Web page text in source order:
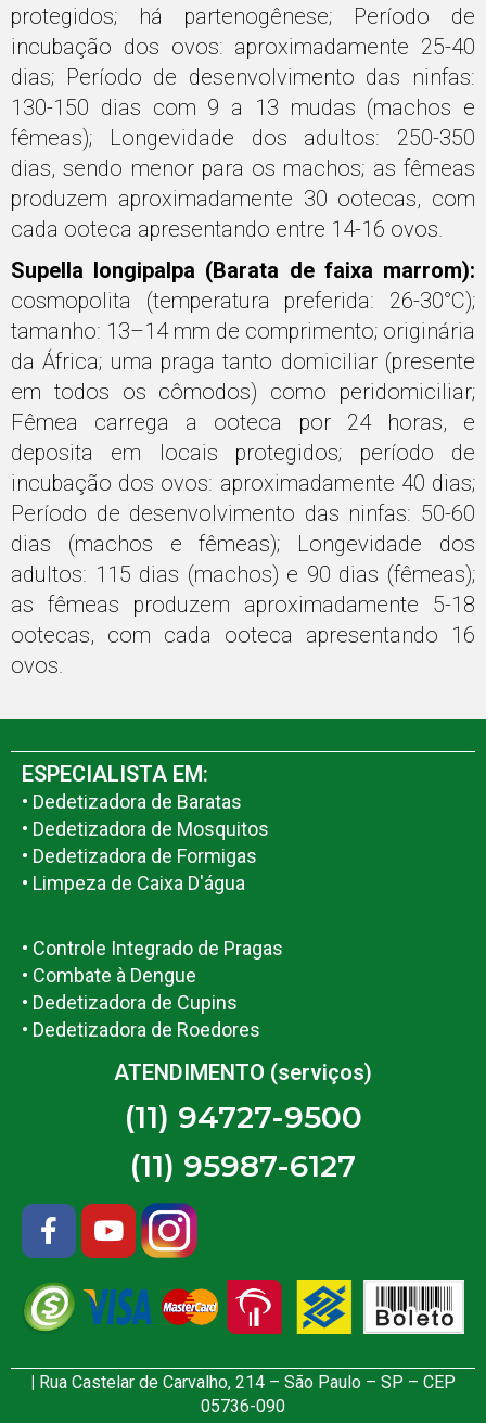
protegidos; há partenogênese; Período de
incubação dos ovos: aproximadamente 25-40
dias; Período de desenvolvimento das ninfas:
130-150 dias com 9 a 13 mudas (machos e
fêmeas); Longevidade dos adultos: 250-350
dias, sendo menor para os machos; as fêmeas
produzem aproximadamente 30 ootecas, com
cada ooteca apresentando entre 14-16 ovos.
Supella longipalpa (Barata de faixa marrom):
cosmopolita (temperatura preferida: 26-30°C);
tamanho: 13–14 mm de comprimento; originária
da África; uma praga tanto domiciliar (presente
em todos os cômodos) como peridomiciliar;
Fêmea carrega a ooteca por 24 horas, e
deposita em locais protegidos; período de
incubação dos ovos: aproximadamente 40 dias;
Período de desenvolvimento das ninfas: 50-60
dias (machos e fêmeas); Longevidade dos
adultos: 115 dias (machos) e 90 dias (fêmeas);
as fêmeas produzem aproximadamente 5-18
ootecas, com cada ooteca apresentando 16
ovos.
ESPECIALISTA EM:
• Dedetizadora de Baratas
• Dedetizadora de Mosquitos
• Dedetizadora de Formigas
• Limpeza de Caixa D'água
• Controle Integrado de Pragas
• Combate à Dengue
• Dedetizadora de Cupins
• Dedetizadora de Roedores
ATENDIMENTO (serviços)
(11) 94727-9500
(11) 95987-6127
Rua Castelar de Carvalho, 214 – São Paulo – SP – CEP
05736-090